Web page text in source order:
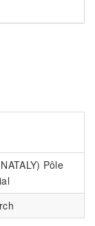
Pôle